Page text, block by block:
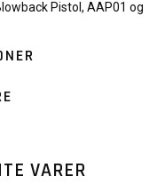
Pistol, AAP01 og
VARER